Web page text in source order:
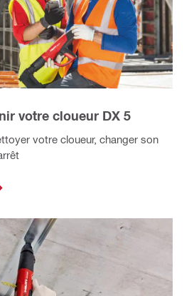
votre cloueur DX 5
votre cloueur, changer son